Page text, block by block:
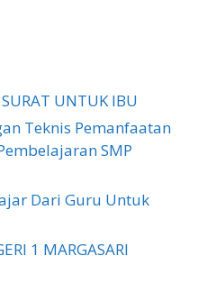
UNTUK IBU
Teknis Pemanfaatan
SMP
Dari Guru Untuk
1 MARGASARI